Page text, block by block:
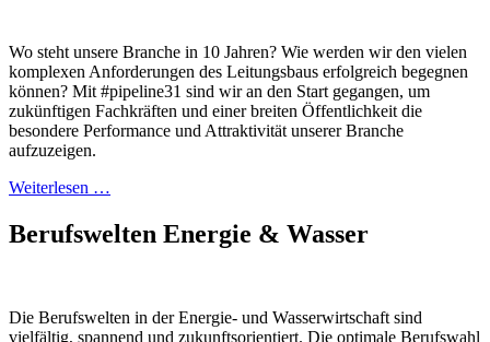
Wo steht unsere Branche in 10 Jahren? Wie werden wir den vielen
komplexen Anforderungen des Leitungsbaus erfolgreich begegnen
können? Mit #pipeline31 sind wir an den Start gegangen, um
zukünftigen Fachkräften und einer breiten Öffentlichkeit die
besondere Performance und Attraktivität unserer Branche
aufzuzeigen.
Weiterlesen …
Berufswelten Energie & Wasser
Die Berufswelten in der Energie- und Wasserwirtschaft sind
vielfältig, spannend und zukunftsorientiert. Die optimale Berufswahl